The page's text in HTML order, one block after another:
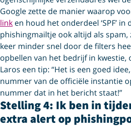
Google zette de manier waarop
link en houd het onderdeel ‘SPF’
phishingmailtje ook altijd als
keer minder snel door de filters
opbellen van het bedrijf in kwestie,
Laros een tip: “Het is een goed
nummer van de officiële instantie
nummer dat in het bericht staat!”
Stelling 4: Ik ben in
extra alert op